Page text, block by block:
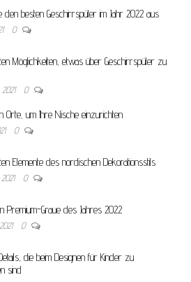
den besten Geschirrspüler im Jahr 2022 aus
0
Möglichkeiten, etwas über Geschirrspüler zu
0
Orte, um Ihre Nische einzurichten
0
Elemente des nordischen Dekorationsstils
0
Premium-Graue des Jahres 2022
0
die beim Designen für Kinder zu
sind